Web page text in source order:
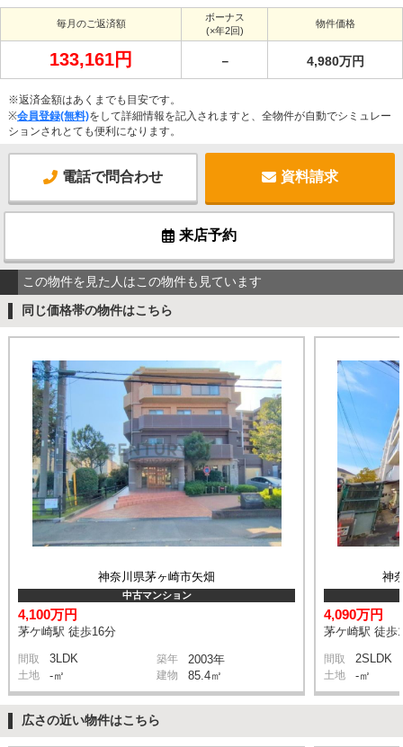
毎月のご返済額
ボーナス
(×年2回)
物件価格
133,161円 － 4,980万円
※返済金額はあくまでも目安です。
※会員登録(無料)をして詳細情報を記入されますと、全物件が自動でシミュレー
ションされとても便利になります。
電話で問合わせ 資料請求
来店予約
この物件を見た人はこの物件も見ています
同じ価格帯の物件はこちら
神奈川県茅ヶ崎市矢畑
中古マンション
4,100万円
茅ケ崎駅 徒歩16分
間取 3LDK 築年 2003年
土地 -㎡ 建物 85.4㎡
神
4,090万円
茅ケ崎駅 徒歩
間取 2SLDK
土地 -㎡
広さの近い物件はこちら